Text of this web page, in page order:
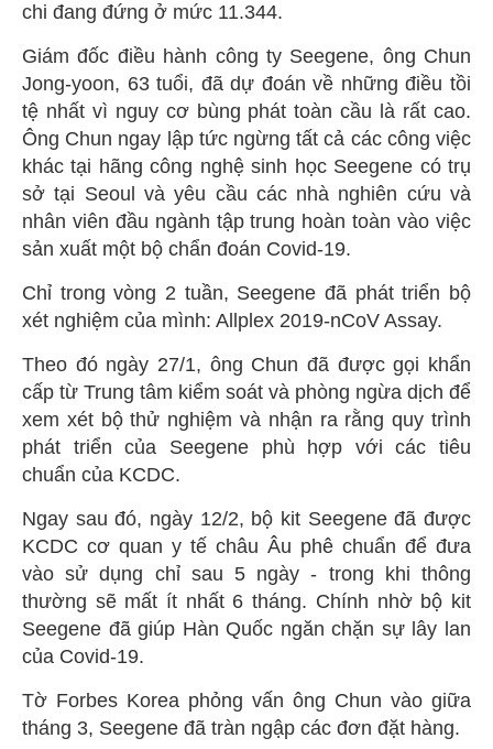
chi đang đứng ở mức 11.344.
Giám đốc điều hành công ty Seegene, ông Chun
Jong-yoon, 63 tuổi, đã dự đoán về những điều tồi
tệ nhất vì nguy cơ bùng phát toàn cầu là rất cao.
Ông Chun ngay lập tức ngừng tất cả các công việc
khác tại hãng công nghệ sinh học Seegene có trụ
sở tại Seoul và yêu cầu các nhà nghiên cứu và
nhân viên đầu ngành tập trung hoàn toàn vào việc
sản xuất một bộ chẩn đoán Covid-19.
Chỉ trong vòng 2 tuần, Seegene đã phát triển bộ
xét nghiệm của mình: Allplex 2019-nCoV Assay.
Theo đó ngày 27/1, ông Chun đã được gọi khẩn
cấp từ Trung tâm kiểm soát và phòng ngừa dịch để
xem xét bộ thử nghiệm và nhận ra rằng quy trình
phát triển của Seegene phù hợp với các tiêu
chuẩn của KCDC.
Ngay sau đó, ngày 12/2, bộ kit Seegene đã được
KCDC cơ quan y tế châu Âu phê chuẩn để đưa
vào sử dụng chỉ sau 5 ngày - trong khi thông
thường sẽ mất ít nhất 6 tháng. Chính nhờ bộ kit
Seegene đã giúp Hàn Quốc ngăn chặn sự lây lan
của Covid-19.
Tờ Forbes Korea phỏng vấn ông Chun vào giữa
tháng 3, Seegene đã tràn ngập các đơn đặt hàng.